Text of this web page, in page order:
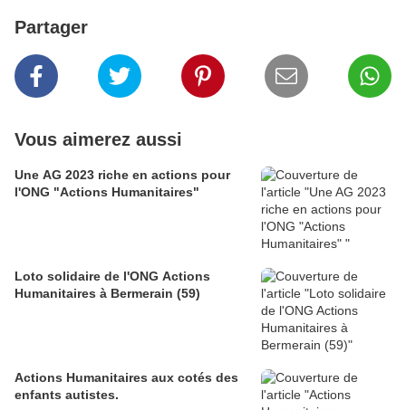
Partager
Vous aimerez aussi
Une AG 2023 riche en actions pour
l'ONG "Actions Humanitaires"
Loto solidaire de l'ONG Actions
Humanitaires à Bermerain (59)
Actions Humanitaires aux cotés des
enfants autistes.